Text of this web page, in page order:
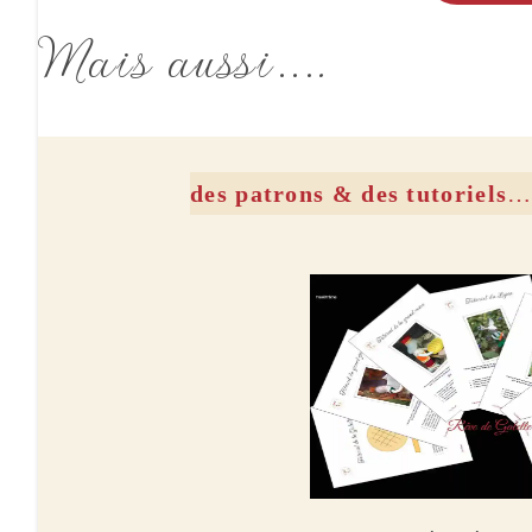
Mais aussi….
des patrons & des tutoriels…